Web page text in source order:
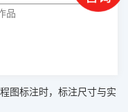
品
图标注时，标注尺寸与实